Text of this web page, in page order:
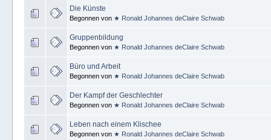
Die Künste
Begonnen von ★ Ronald Johannes deClaire Schwab
Gruppenbildung
Begonnen von ★ Ronald Johannes deClaire Schwab
Büro und Arbeit
Begonnen von ★ Ronald Johannes deClaire Schwab
Der Kampf der Geschlechter
Begonnen von ★ Ronald Johannes deClaire Schwab
Leben nach einem Klischee
Begonnen von ★ Ronald Johannes deClaire Schwab